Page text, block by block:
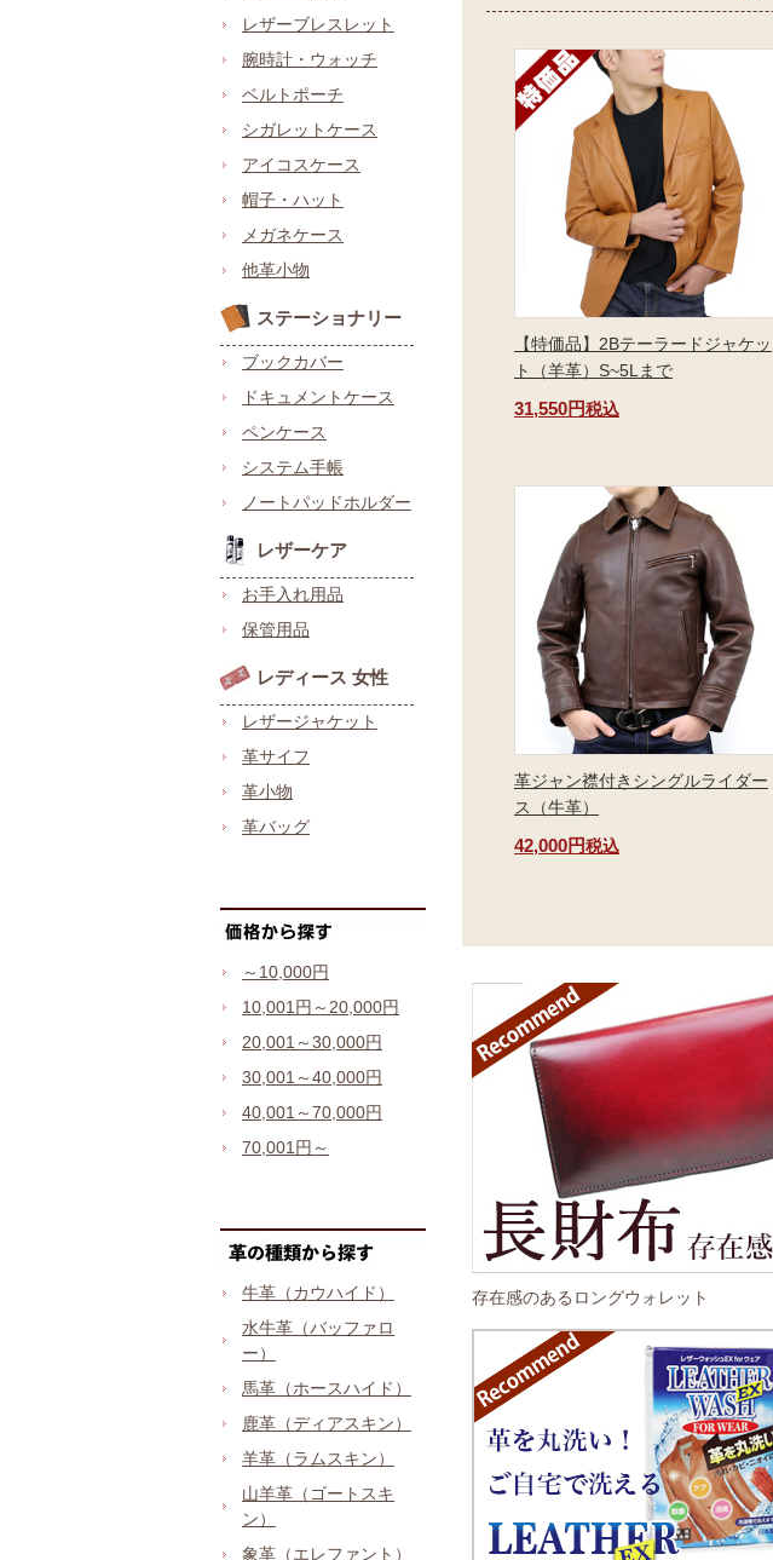
レザーブレスレット
腕時計・ウォッチ
ベルトポーチ
シガレットケース
アイコスケース
帽子・ハット
メガネケース
他革小物
ステーショナリー
ブックカバー
ドキュメントケース
ペンケース
システム手帳
ノートパッドホルダー
レザーケア
お手入れ用品
保管用品
レディース 女性
レザージャケット
革サイフ
革小物
革バッグ
～10,000円
10,001円～20,000円
20,001～30,000円
30,001～40,000円
40,001～70,000円
70,001円～
牛革（カウハイド）
水牛革（バッファロ
ー）
馬革（ホースハイド）
鹿革（ディアスキン）
羊革（ラムスキン）
山羊革（ゴートスキ
ン）
象革（エレファント）
【特価品】2Bテーラードジャケッ
ト（羊革）S~5Lまで
31,550円税込
革ジャン襟付きシングルライダー
ス（牛革）
42,000円税込
存在感のあるロングウォレット